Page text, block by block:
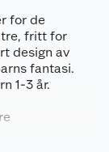
for de
fritt for
design av
fantasi.
1-3 år.